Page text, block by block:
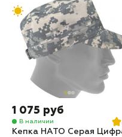
1 075 руб
В наличии
Кепка НАТО Серая